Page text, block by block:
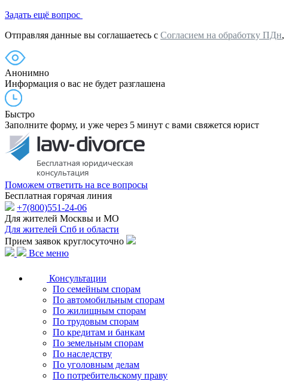
Задать ещё вопрос
Отправляя данные вы соглашаетесь с Согласием на обработку ПДн,
Анонимно
Информация о вас не будет разглашена
Быстро
Заполните форму, и уже через 5 минут с вами свяжется юрист
Поможем ответить на все вопросы
Бесплатная горячая линия
+7(800)551-24-06
Для жителей Москвы и МО
Для жителей Спб и области
Прием заявок круглосуточно
Все меню
Консультации
По семейным спорам
По автомобильным спорам
По жилищным спорам
По трудовым спорам
По кредитам и банкам
По земельным спорам
По наследству
По уголовным делам
По потребительскому праву